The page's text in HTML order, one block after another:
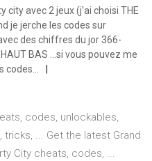
city avec 2 jeux (j'ai choisi THE
je jerche les codes sur
des chiffres du jor 366-
BAS ...si vous pouvez me
codes...
codes, unlockables,
... Get the latest Grand
City cheats, codes, ...